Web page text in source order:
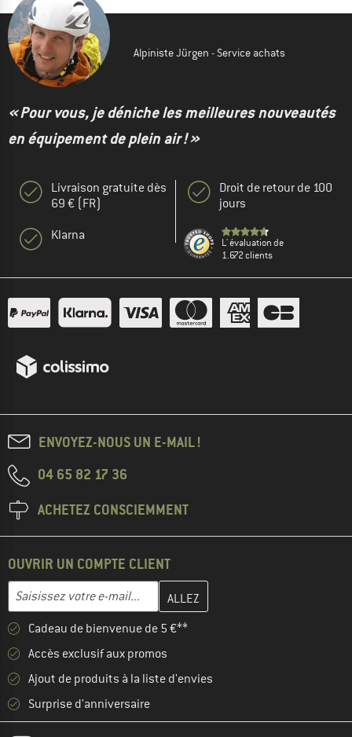
Alpiniste Jürgen - Service achats
« Pour vous, je déniche les meilleures nouveautés
en équipement de plein air ! »
Livraison gratuite dès
69 € (FR)
Klarna
Droit de retour de 100
jours
L' évaluation de
1.672 clients
ENVOYEZ-NOUS UN E-MAIL !
04 65 82 17 36
ACHETEZ CONSCIEMMENT
OUVRIR UN COMPTE CLIENT
Adresse e-mail
Entrez votre adresse e-mail ici et créez votre compte client à la
Cadeau de bienvenue de 5 €**
Accès exclusif aux promos
Ajout de produits à la liste d'envies
Surprise d'anniversaire